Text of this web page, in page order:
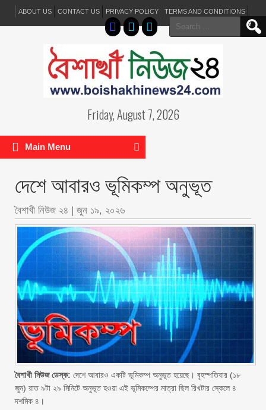
ABOUT US CONTACT US PRIVACY POLICY TERMS AND CONDITIONS
Search
for:
Friday, August 7, 2026
Main Menu
দেশে আবারও ভূমিকম্প অনুভূত
বৈশাখী নিউজ ২৪ | জুন ১৯, ২০২৬
বৈশাখী নিউজ ডেস্ক: দেশে আবারও একটি ভূমিকম্প অনুভূত হয়েছে। বৃহস্পতিবার (১৮
জুন) রাত ৯টা ২৯ মিনিটে অনুভূত হওয়া এই ভূমিকম্পের মাত্রা ছিল রিখটার স্কেলে ৪
দশমিক ৪।